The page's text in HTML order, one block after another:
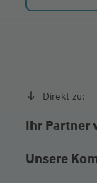
Termine
Direkt zu:
Ihr Partner
Unsere